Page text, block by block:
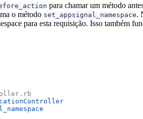
para chamar um método
o método set_appsignal_namespace.
para esta requisição. Isso também